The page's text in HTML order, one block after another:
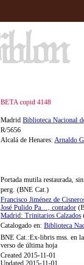
BETA copid 4148
Madrid Biblioteca Nacional
R/5656
Alcalá de Henares: Arnaldo
Portada mutila restaurada,
perg. (BNE Cat.)
Francisco Jiménez de
José Pulido Pa…, contador
Madrid: Trinitarios Calzados
Catalogado en: Biblioteca
BNE Cat.:Ex-libris mss. en
verso de última hoja
Created 2015-11-01
Updated 2015-11-01